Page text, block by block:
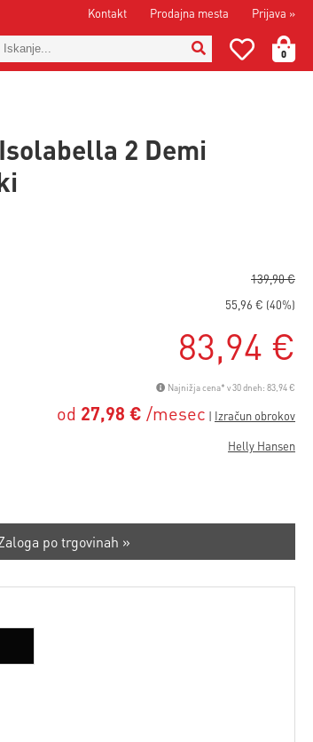
Prijava »
Kontakt Prodajna mesta
0
2 Demi
139,90 €
55,96 € (40%)
83,94 €
Najnižja cena* v 30 dneh: 83,94 €
od 27,98 € /mesec
Helly Hansen
po trgovinah »